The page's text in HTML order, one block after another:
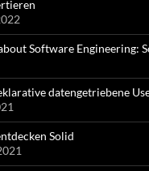
Software Engineering:
datengetriebene
Solid